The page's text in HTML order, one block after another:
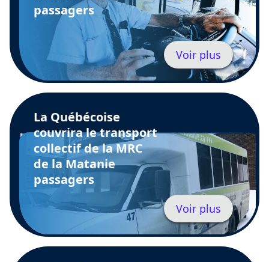
passagers
Voir plus
La Québécoise
couvrira le transport
collectif de la MRC
de la Matanie
passagers
Voir plus